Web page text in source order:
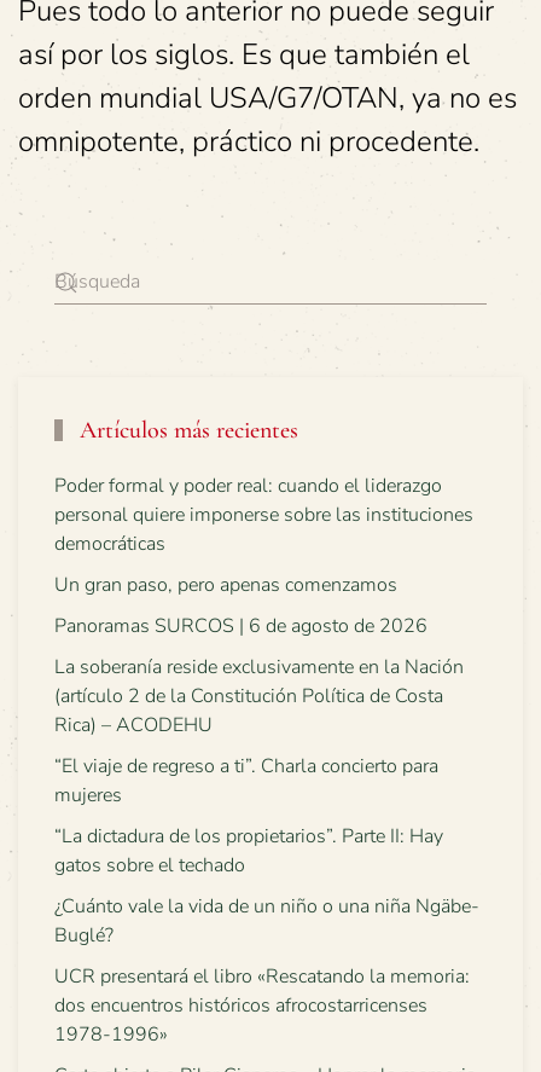
Pues todo lo anterior no puede seguir
así por los siglos. Es que también el
orden mundial USA/G7/OTAN, ya no es
omnipotente, práctico ni procedente.
Artículos más recientes
Poder formal y poder real: cuando el liderazgo
personal quiere imponerse sobre las instituciones
democráticas
Un gran paso, pero apenas comenzamos
Panoramas SURCOS | 6 de agosto de 2026
La soberanía reside exclusivamente en la Nación
(artículo 2 de la Constitución Política de Costa
Rica) – ACODEHU
“El viaje de regreso a ti”. Charla concierto para
mujeres
“La dictadura de los propietarios”. Parte II: Hay
gatos sobre el techado
¿Cuánto vale la vida de un niño o una niña Ngäbe-
Buglé?
UCR presentará el libro «Rescatando la memoria:
dos encuentros históricos afrocostarricenses
1978-1996»